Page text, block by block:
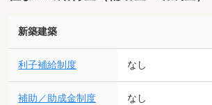
新築建築
利子補給制度 なし
補助／助成金制度 なし